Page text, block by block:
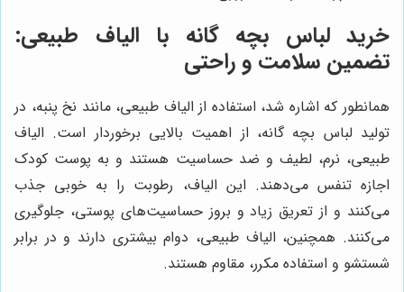
خرید لباس بچه گانه با الیاف طبیعی:
تضمین سلامت و راحتی
همانطور که اشاره شد، استفاده از الیاف طبیعی، مانند نخ پنبه، در
تولید لباس بچه گانه، از اهمیت بالایی برخوردار است. الیاف
طبیعی، نرم، لطیف و ضد حساسیت هستند و به پوست کودک
اجازه تنفس می‌دهند. این الیاف، رطوبت را به خوبی جذب
می‌کنند و از تعریق زیاد و بروز حساسیت‌های پوستی، جلوگیری
می‌کنند. همچنین، الیاف طبیعی، دوام بیشتری دارند و در برابر
شستشو و استفاده مکرر، مقاوم هستند.